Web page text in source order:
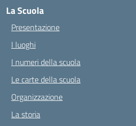
La Scuola
Presentazione
I luoghi
I numeri della scuola
Le carte della scuola
Organizzazione
La storia